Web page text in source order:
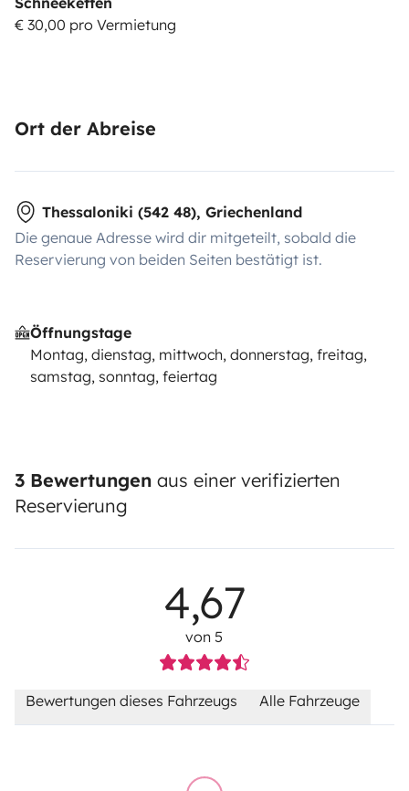
€ 30,00 pro Vermietung
Ort der Abreise
Thessaloniki (542 48), Griechenland
Die genaue Adresse wird dir mitgeteilt, sobald die
Reservierung von beiden Seiten bestätigt ist.
Öffnungstage
Montag, dienstag, mittwoch, donnerstag, freitag,
samstag, sonntag, feiertag
3 Bewertungen aus einer verifizierten
Reservierung
4,67
von 5
Bewertungen dieses Fahrzeugs Alle Fahrzeuge